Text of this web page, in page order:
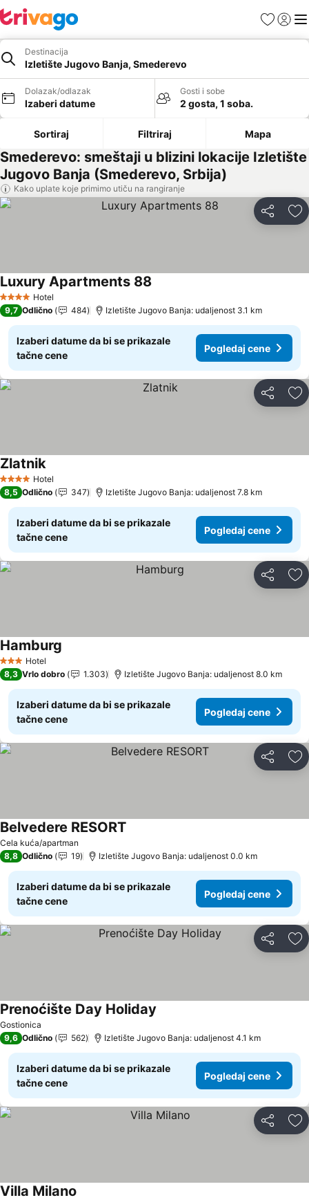
FavoritiPrijavi
Destinacija
Izletište Jugovo Banja, Smederevo
Dolazak/odlazak
Izaberi datume
Gosti i sobe
2 gosta, 1 soba.
Sortiraj Filtriraj Mapa
Smederevo: smeštaji u blizini lokacije Izletište
Jugovo Banja (Smederevo, Srbija)
Kako uplate koje primimo utiču na rangiranje
Deli
4 ZvezdiceHotel
Luxury Apartments 88
9,7 Odlično 484 Izletište Jugovo Banja: udaljenost 3.1 km
Izaberi datume da bi se prikazale
tačne cene
Pogledaj cene
Deli
4 ZvezdiceHotel
Zlatnik
8,5 Odlično 347 Izletište Jugovo Banja: udaljenost 7.8 km
Izaberi datume da bi se prikazale
tačne cene
Pogledaj cene
Deli
3 Zvezdice
Hotel
Hamburg
8,3 Vrlo dobro 1.303 Izletište Jugovo Banja: udaljenost 8.0 km
Izaberi datume da bi se prikazale
tačne cene
Pogledaj cene
Deli
Cela kuća/apartman
Belvedere RESORT
8,8 Odlično 19 Izletište Jugovo Banja: udaljenost 0.0 km
Izaberi datume da bi se prikazale
tačne cene
Pogledaj cene
Deli
Gostionica
Prenoćište Day Holiday
9,6 Odlično 562 Izletište Jugovo Banja: udaljenost 4.1 km
Izaberi datume da bi se prikazale
tačne cene
Pogledaj cene
Deli
Villa Milano